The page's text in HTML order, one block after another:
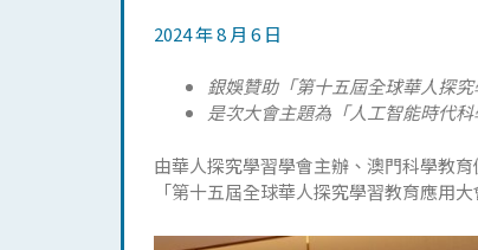
2024 年 8 月 6 日
銀娛贊助「第十五屆全球華人探
是次大會主題為「人工智能時代
由華人探究學習學會主辦、澳門科學教
「第十五屆全球華人探究學習教育應用